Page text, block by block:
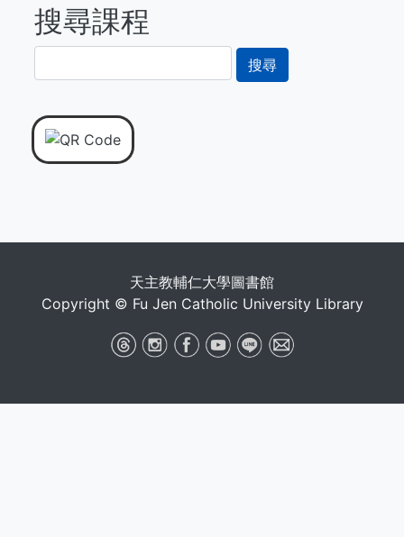
搜尋課程
尋
天主教輔仁大學圖書館
Copyright © Fu Jen Catholic University Library